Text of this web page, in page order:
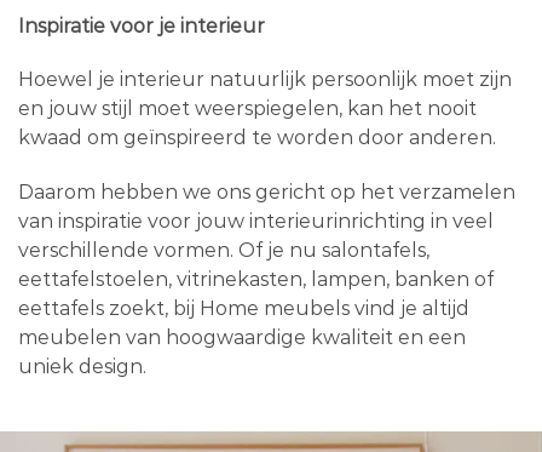
Inspiratie voor je interieur
Hoewel je interieur natuurlijk persoonlijk moet zijn
en jouw stijl moet weerspiegelen, kan het nooit
kwaad om geïnspireerd te worden door anderen.
Daarom hebben we ons gericht op het verzamelen
van inspiratie voor jouw interieurinrichting in veel
verschillende vormen. Of je nu salontafels,
eettafelstoelen, vitrinekasten, lampen, banken of
eettafels zoekt, bij Home meubels vind je altijd
meubelen van hoogwaardige kwaliteit en een
uniek design.